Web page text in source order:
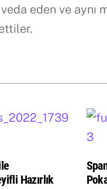
eden ve aynı
Hazırlık